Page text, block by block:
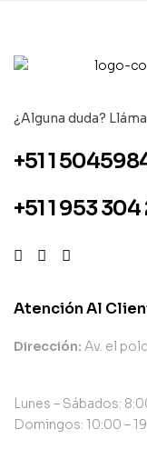
¿Alguna duda?
+51 1
+51 1 953
Atención Al
Dirección: Av. el
Lunes – Sábados:
Domingos: 10:00 –